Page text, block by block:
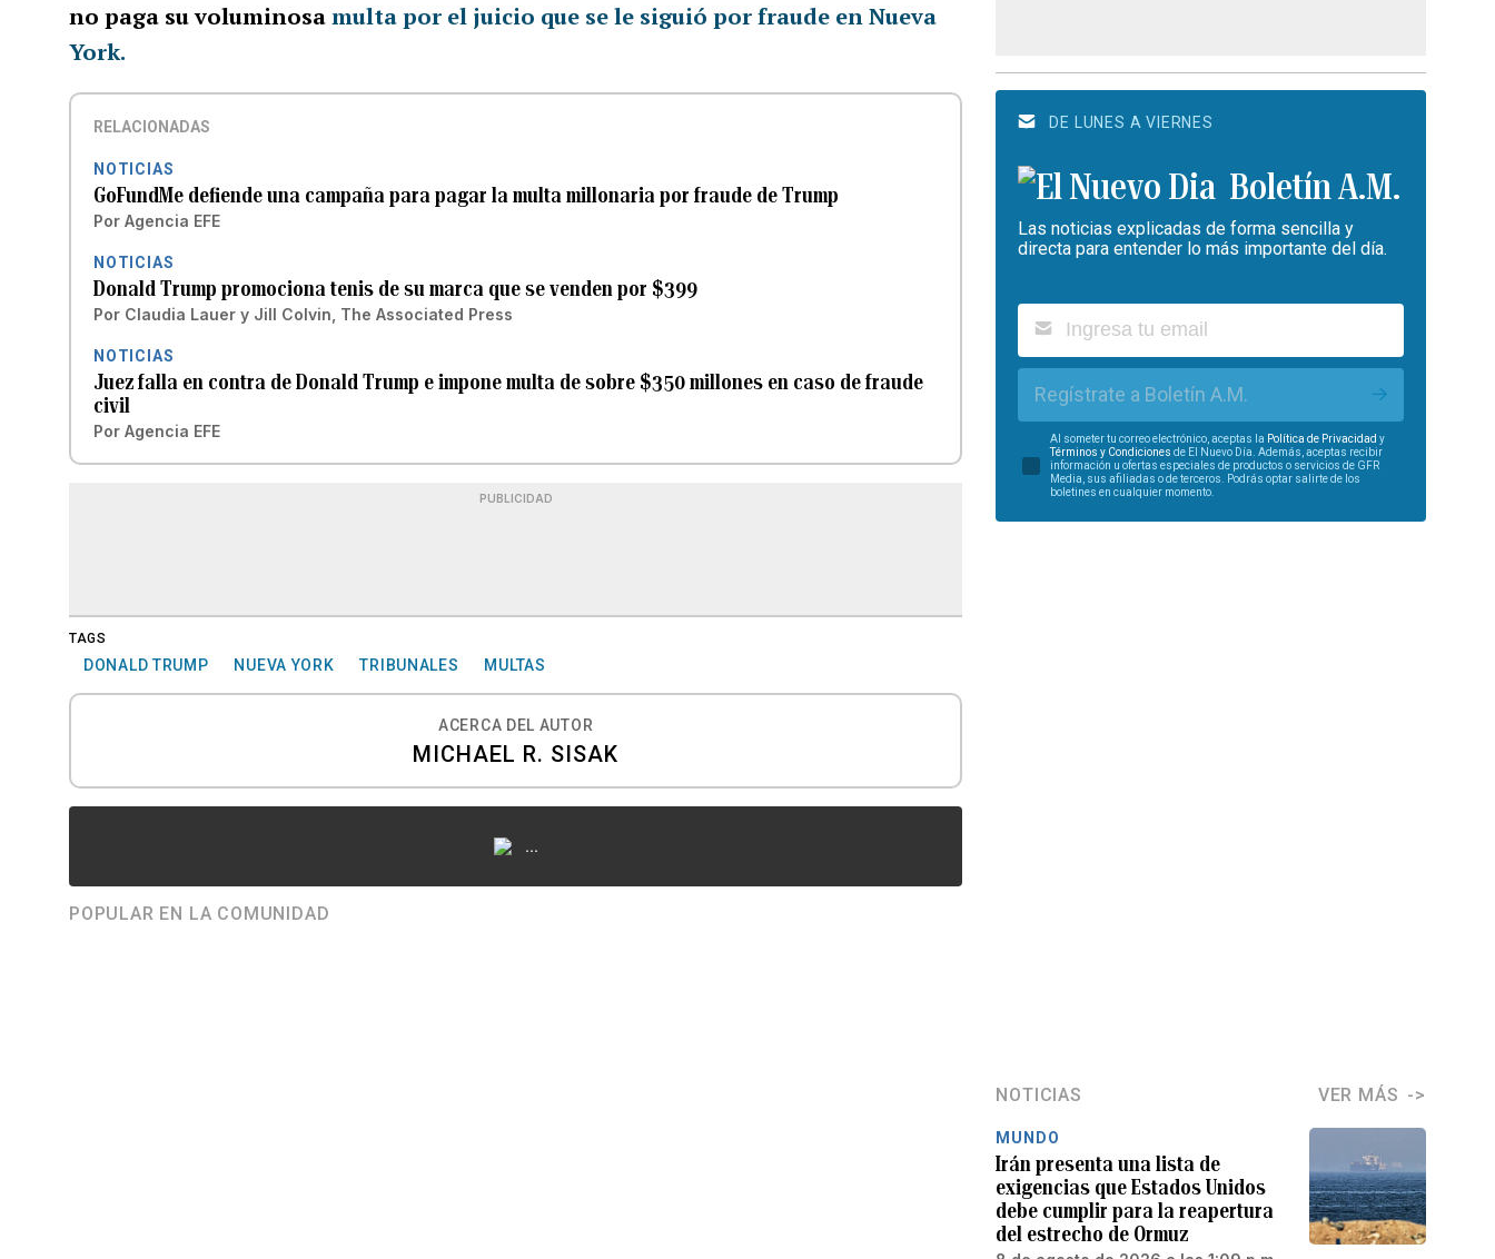
no paga su voluminosamulta por el juicio que se le siguió por fraude en Nueva
York.
RELACIONADAS
NOTICIAS
GoFundMe defiende una campaña para pagar la multa millonaria por fraude de Trump
Por Agencia EFE
NOTICIAS
Donald Trump promociona tenis de su marca que se venden por $399
Por Claudia Lauer y Jill Colvin, The Associated Press
NOTICIAS
Juez falla en contra de Donald Trump e impone multa de sobre $350 millones en caso de fraude
civil
Por Agencia EFE
PUBLICIDAD
TAGS
DONALD TRUMP NUEVA YORK TRIBUNALES MULTAS
ACERCA DEL AUTOR
MICHAEL R. SISAK
...
POPULAR EN LA COMUNIDAD
DE LUNES A VIERNES
Boletín A.M.
Las noticias explicadas de forma sencilla y
directa para entender lo más importante del día.
Regístrate a Boletín A.M.
Al someter tu correo electrónico, aceptas la Política de Privacidad y
Términos y Condiciones de El Nuevo Día. Además, aceptas recibir
información u ofertas especiales de productos o servicios de GFR
Media, sus afiliadas o de terceros. Podrás optar salirte de los
boletines en cualquier momento.
NOTICIAS VER MÁS
MUNDO
Irán presenta una lista de
exigencias que Estados Unidos
debe cumplir para la reapertura
del estrecho de Ormuz